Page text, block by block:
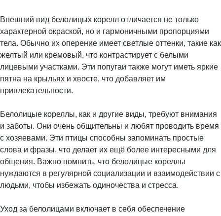
Внешний вид белолицых корелл отличается не только
характерной окраской, но и гармоничными пропорциями
тела. Обычно их оперение имеет светлые оттенки, такие как
желтый или кремовый, что контрастирует с белыми
лицевыми участками. Эти попугаи также могут иметь яркие
пятна на крыльях и хвосте, что добавляет им
привлекательности.
Белолицые кореллы, как и другие виды, требуют внимания
и заботы. Они очень общительны и любят проводить время
с хозяевами. Эти птицы способны запоминать простые
слова и фразы, что делает их ещё более интересными для
общения. Важно помнить, что белолицые кореллы
нуждаются в регулярной социализации и взаимодействии с
людьми, чтобы избежать одиночества и стресса.
Уход за белолицами включает в себя обеспечение